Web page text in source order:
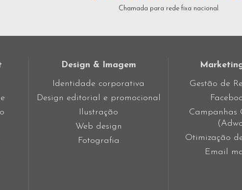
Chamada para rede fixa nacional
Design & Imagem
Identidade corporativa
Design editorial e promocional
Ilustração
Web design
Fotografia
Gestão de
Campanhas
Otimização
Email